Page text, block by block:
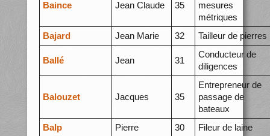
Baince Jean Claude 35
mesures
métriques
Bajard
Jean Marie 32 Tailleur de pierres
Ballé Jean 31
Conducteur de
diligences
Balouzet Jacques 35
Entrepreneur de
passage de
bateaux
Balp
Pierre 30 Fileur de laine